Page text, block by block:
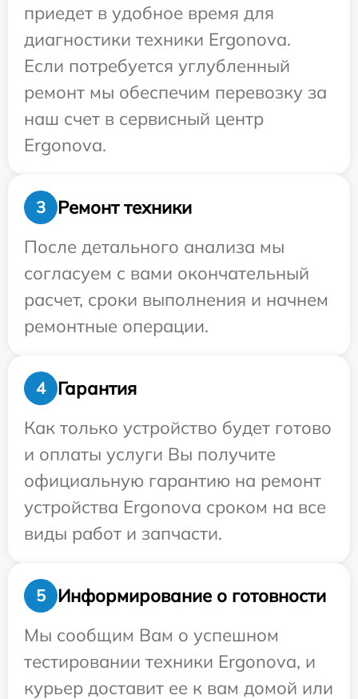
приедет в удобное время для
диагностики техники Ergonova.
Если потребуется углубленный
ремонт мы обеспечим перевозку за
наш счет в сервисный центр
Ergonova.
3
Ремонт техники
После детального анализа мы
согласуем с вами окончательный
расчет, сроки выполнения и начнем
ремонтные операции.
4
Гарантия
Как только устройство будет готово
и оплаты услуги Вы получите
официальную гарантию на ремонт
устройства Ergonova сроком на все
виды работ и запчасти.
5
Информирование о готовности
Мы сообщим Вам о успешном
тестировании техники Ergonova, и
курьер доставит ее к вам домой или